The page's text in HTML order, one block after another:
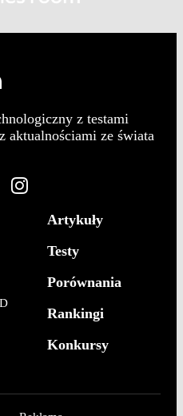
z testami
aktualnościami ze świata
Artykuły
Testy
Porównania
Rankingi
Konkursy